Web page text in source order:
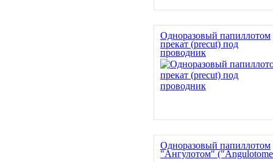
Одноразовый папиллотом
прекат (precut) под
проводник
Одноразовый папиллотом
"Ангулотом"